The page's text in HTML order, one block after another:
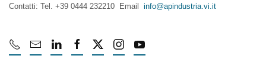
Contatti: Tel. +39 0444 232210 Email info@apindustria.vi.it